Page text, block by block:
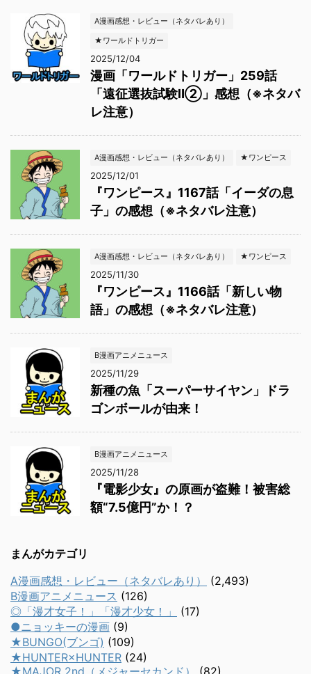
A漫画感想・レビュー（ネタバレあり）
★ワールドトリガー
2025/12/04
漫画「ワールドトリガー」259話
「遠征選抜試験Ⅱ②」感想（※ネタバ
レ注意）
A漫画感想・レビュー（ネタバレあり） ★ワンピース
2025/12/01
『ワンピース』1167話「イーダの息
子」の感想（※ネタバレ注意）
A漫画感想・レビュー（ネタバレあり） ★ワンピース
2025/11/30
『ワンピース』1166話「新しい物
語」の感想（※ネタバレ注意）
B漫画アニメニュース
2025/11/29
新種の魚「スーパーサイヤン」ドラ
ゴンボールが由来！
B漫画アニメニュース
2025/11/28
『電影少女』の原画が盗難！被害総
額“7.5億円”か！？
まんがカテゴリ
A漫画感想・レビュー（ネタバレあり）
(2,493)
B漫画アニメニュース (126)
◎「漫才女子！」「漫才少女！」
(17)
●ニョッキーの漫画 (9)
★BUNGO(ブンゴ) (109)
★HUNTER×HUNTER (24)